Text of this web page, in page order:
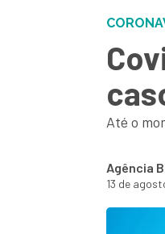
Até o
Agência
13 de